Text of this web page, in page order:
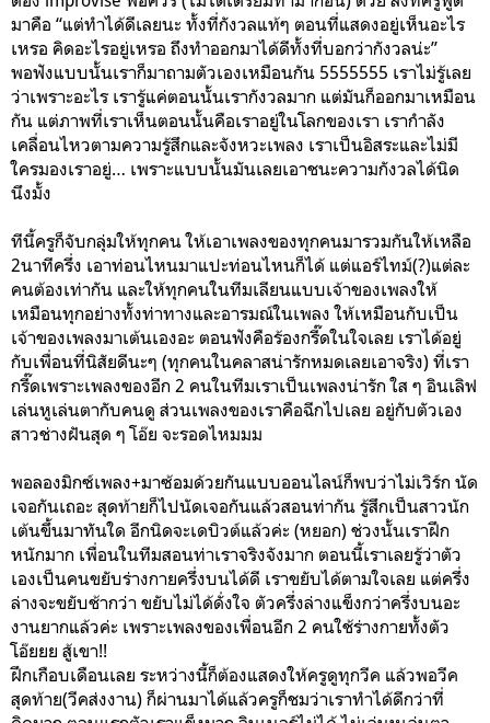
มาคือ “แต่ทำได้ดีเลยนะ ทั้งที่กังวลแท้ๆ ตอนที่แสดงอยู่เห็นอะไร
เหรอ คิดอะไรอยู่เหรอ ถึงทำออกมาได้ดีทั้งที่บอกว่ากังวลน่ะ”
พอฟังแบบนั้นเราก็มาถามตัวเองเหมือนกัน 5555555 เราไม่รู้เลย
ว่าเพราะอะไร เรารู้แค่ตอนนั้นเรากังวลมาก แต่มันก็ออกมาเหมือน
กัน แต่ภาพที่เราเห็นตอนนั้นคือเราอยู่ในโลกของเรา เรากำลัง
เคลื่อนไหวตามความรู้สึกและจังหวะเพลง เราเป็นอิสระและไม่มี
ใครมองเราอยู่… เพราะแบบนั้นมันเลยเอาชนะความกังวลได้นิด
นึงมั้ง
ทีนี้ครูก็จับกลุ่มให้ทุกคน ให้เอาเพลงของทุกคนมารวมกันให้เหลือ
2นาทีครึ่ง เอาท่อนไหนมาแปะท่อนไหนก็ได้ แต่แอร์ไทม์(?)แต่ละ
คนต้องเท่ากัน และให้ทุกคนในทีมเลียนแบบเจ้าของเพลงให้
เหมือนทุกอย่างทั้งท่าทางและอารมณ์ในเพลง ให้เหมือนกับเป็น
เจ้าของเพลงมาเต้นเองอะ ตอนฟังคือร้องกรี๊ดในใจเลย เราได้อยู่
กับเพื่อนที่นิสัยดีนะๆ (ทุกคนในคลาสน่ารักหมดเลยเอาจริง) ที่เรา
กรี๊ดเพราะเพลงของอีก 2 คนในทีมเราเป็นเพลงน่ารัก ใส ๆ อินเลิฟ
เล่นหูเล่นตากับคนดู ส่วนเพลงของเราคือฉีกไปเลย อยู่กับตัวเอง
สาวช่างฝันสุด ๆ โอ๊ย จะรอดไหมมม
พอลองมิกซ์เพลง+มาซ้อมด้วยกันแบบออนไลน์ก็พบว่าไม่เวิร์ก นัด
เจอกันเถอะ สุดท้ายก็ไปนัดเจอกันแล้วสอนท่ากัน รู้สึกเป็นสาวนัก
เต้นขึ้นมาทันใด อีกนิดจะเดบิวต์แล้วค่ะ (หยอก) ช่วงนั้นเราฝึก
หนักมาก เพื่อนในทีมสอนท่าเราจริงจังมาก ตอนนี้เราเลยรู้ว่าตัว
เองเป็นคนขยับร่างกายครึ่งบนได้ดี เราขยับได้ตามใจเลย แต่ครึ่ง
ล่างจะขยับช้ากว่า ขยับไม่ได้ดั่งใจ ตัวครึ่งล่างแข็งกว่าครึ่งบนอะ
งานยากแล้วค่ะ เพราะเพลงของเพื่อนอีก 2 คนใช้ร่างกายทั้งตัว
โอ๊ยยย สู้เขา!!
ฝึกเกือบเดือนเลย ระหว่างนี้ก็ต้องแสดงให้ครูดูทุกวีค แล้วพอวีค
สุดท้าย(วีคส่งงาน) ก็ผ่านมาได้แล้วครูก็ชมว่าเราทำได้ดีกว่าที่